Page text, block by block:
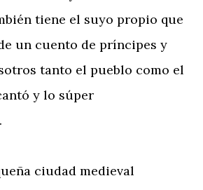
tiene el suyo propio que
un cuento de príncipes y
tanto el pueblo como el
y lo súper
ciudad medieval